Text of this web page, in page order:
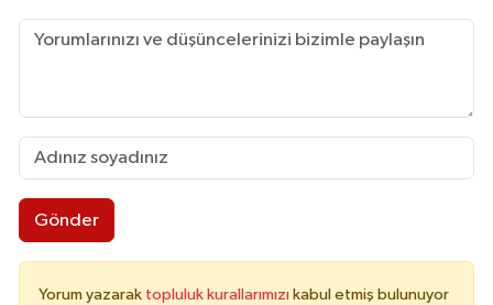
Gönder
Yorum yazarak topluluk kurallarımızı kabul etmiş bulunuyor